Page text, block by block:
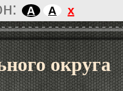
A A x
округа